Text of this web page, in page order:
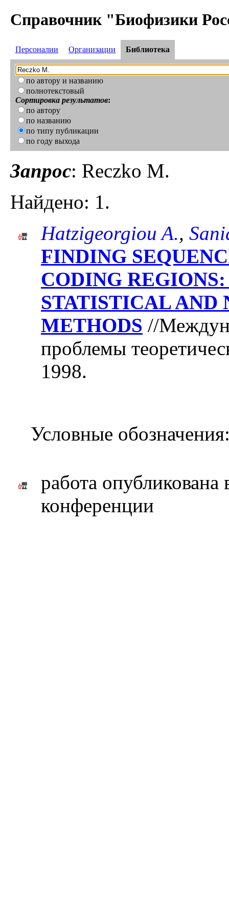
Справочник "Биофизики
Персоналии Организации Библиотека
по автору и названию
полнотекстовый
Сортировка результатов:
по автору
по названию
по типу публикации
по году выхода
Запрос: Reczko M.
Найдено: 1.
Hatzigeorgiou A.,
FINDING
CODING
STATISTICAL AND
METHODS //
проблемы
1998.
Условные
работа опубликована
конференции